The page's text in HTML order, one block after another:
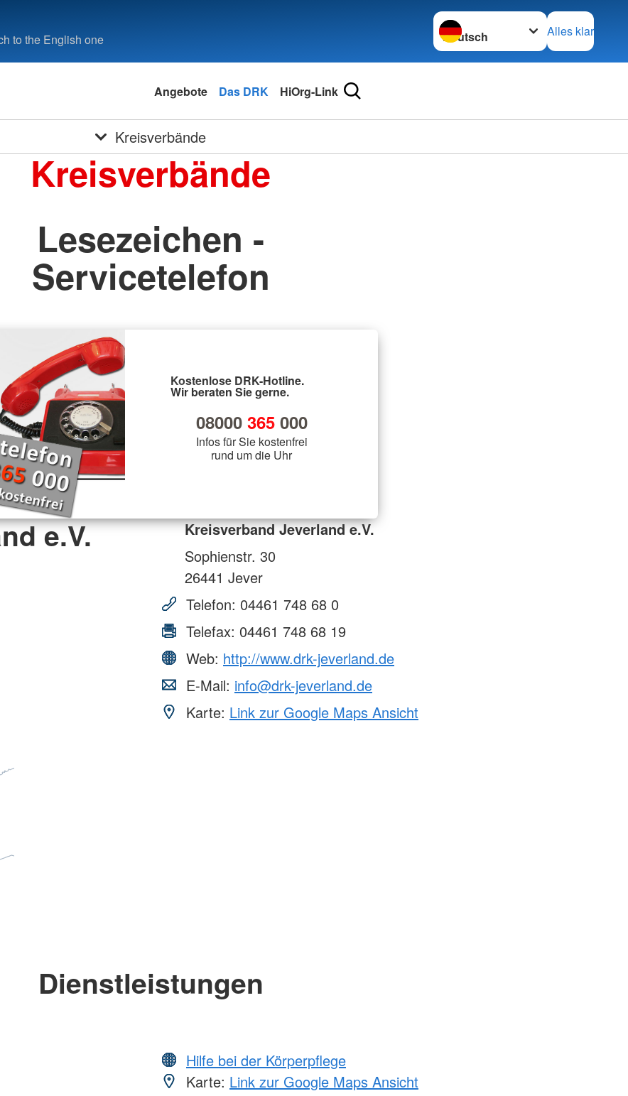
to the English one
Sprache wechseln zu
Alles klar
Angebote Das DRK HiOrg-Link
Kreisverbände
Kreisverbände
Lesezeichen -
Servicetelefon
Kostenlose DRK-Hotline.
Wir beraten Sie gerne.
08000 365000
Infos für Sie kostenfrei
rund um die Uhr
e.V.
Kreisverband Jeverland e.V.
Sophienstr. 30
26441 Jever
Telefon: 04461 748 68 0
Telefax: 04461 748 68 19
Web: http://www.drk-jeverland.de
E-Mail: info@drk-jeverland.de
Karte: Link zur Google Maps Ansicht
Dienstleistungen
Hilfe bei der Körperpflege
Karte: Link zur Google Maps Ansicht